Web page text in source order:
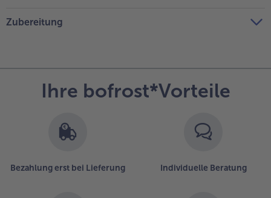
Zubereitung
Ihre bofrost*Vorteile
Bezahlung erst bei Lieferung Individuelle Beratung